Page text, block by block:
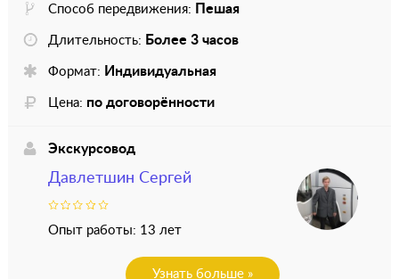
Способ передвижения: Пешая
Длительность: Более 3 часов
Формат: Индивидуальная
Цена: по договорённости
Экскурсовод
Давлетшин Сергей
Опыт работы: 13 лет
Узнать больше »